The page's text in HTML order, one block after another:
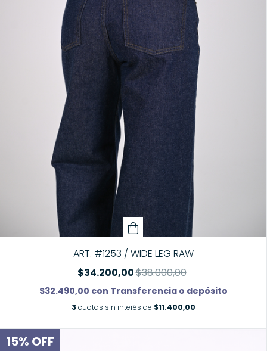
ART. #1253 / WIDE LEG RAW
$34.200,00$38.000,00
$32.490,00 con Transferencia o depósito
3 cuotas sin interés de $11.400,00
15% OFF